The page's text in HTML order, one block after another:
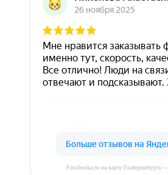
Fotobooka.ru на карте Екатеринбурга